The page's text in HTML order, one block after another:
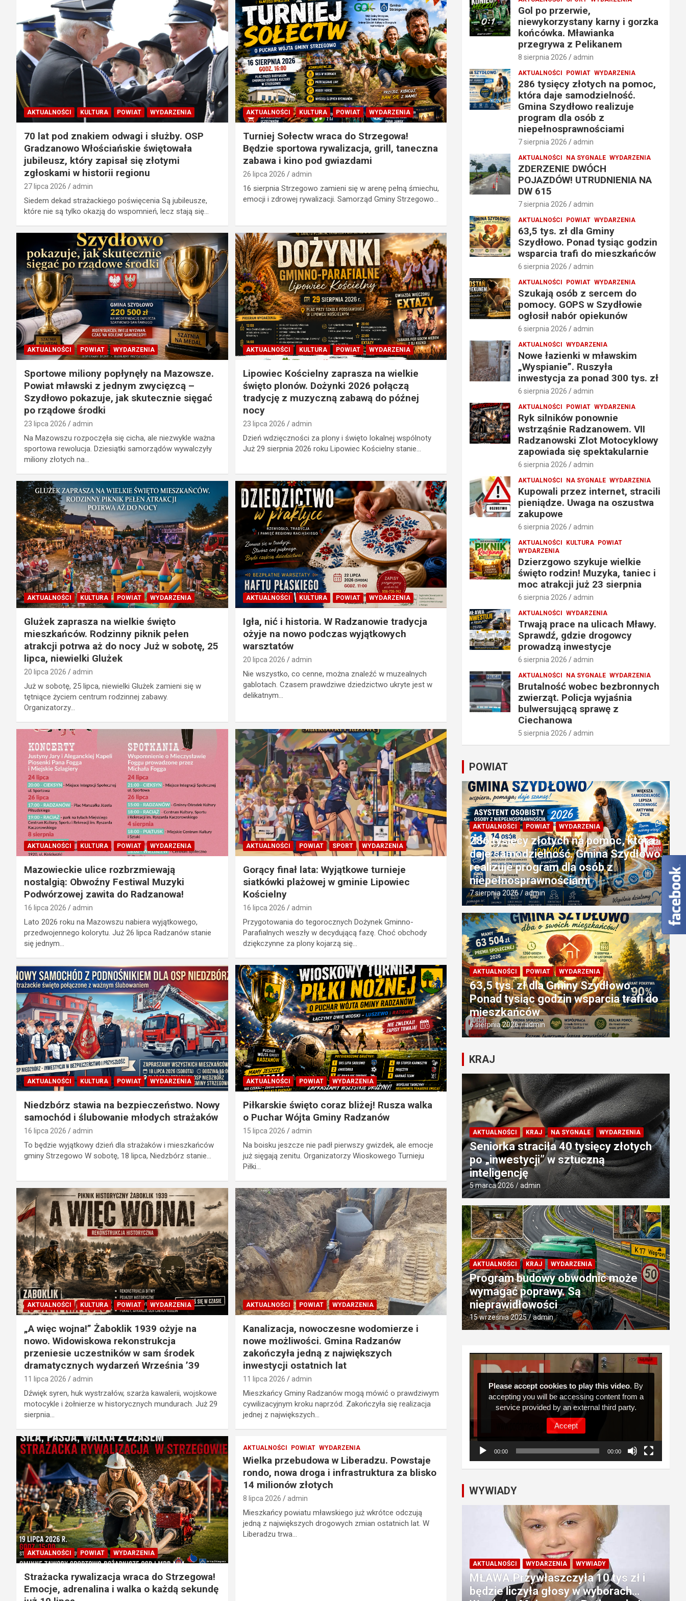
AKTUALNOŚCI KULTURA POWIAT WYDARZENIA
70 lat pod znakiem odwagi i służby. OSP
Gradzanowo Włościańskie świętowała
jubileusz, który zapisał się złotymi
zgłoskami w historii regionu
27 lipca 2026 admin
Siedem dekad strażackiego poświęcenia Są jubileusze,
które nie są tylko okazją do wspomnień, lecz stają się…
AKTUALNOŚCI KULTURA POWIAT WYDARZENIA
Turniej Sołectw wraca do Strzegowa!
Będzie sportowa rywalizacja, grill, taneczna
zabawa i kino pod gwiazdami
26 lipca 2026 admin
16 sierpnia Strzegowo zamieni się w arenę pełną śmiechu,
emocji i zdrowej rywalizacji. Samorząd Gminy Strzegowo…
AKTUALNOŚCI POWIAT WYDARZENIA
Sportowe miliony popłynęły na Mazowsze.
Powiat mławski z jednym zwycięzcą –
Szydłowo pokazuje, jak skutecznie sięgać
po rządowe środki
23 lipca 2026 admin
Na Mazowszu rozpoczęła się cicha, ale niezwykle ważna
sportowa rewolucja. Dziesiątki samorządów wywalczyły
miliony złotych na…
AKTUALNOŚCI KULTURA POWIAT WYDARZENIA
Lipowiec Kościelny zaprasza na wielkie
święto plonów. Dożynki 2026 połączą
tradycję z muzyczną zabawą do późnej
nocy
23 lipca 2026 admin
Dzień wdzięczności za plony i święto lokalnej wspólnoty
Już 29 sierpnia 2026 roku Lipowiec Kościelny stanie…
AKTUALNOŚCI KULTURA POWIAT WYDARZENIA
Glużek zaprasza na wielkie święto
mieszkańców. Rodzinny piknik pełen
atrakcji potrwa aż do nocy Już w sobotę, 25
lipca, niewielki Glużek
20 lipca 2026 admin
Już w sobotę, 25 lipca, niewielki Glużek zamieni się w
tętniące życiem centrum rodzinnej zabawy.
Organizatorzy…
AKTUALNOŚCI KULTURA POWIAT WYDARZENIA
Igła, nić i historia. W Radzanowie tradycja
ożyje na nowo podczas wyjątkowych
warsztatów
20 lipca 2026 admin
Nie wszystko, co cenne, można znaleźć w muzealnych
gablotach. Czasem prawdziwe dziedzictwo ukryte jest w
delikatnym…
AKTUALNOŚCI KULTURA POWIAT WYDARZENIA
Mazowieckie ulice rozbrzmiewają
nostalgią: Obwoźny Festiwal Muzyki
Podwórzowej zawita do Radzanowa!
16 lipca 2026 admin
Lato 2026 roku na Mazowszu nabiera wyjątkowego,
przedwojennego kolorytu. Już 26 lipca Radzanów stanie
się jednym…
AKTUALNOŚCI POWIAT SPORT WYDARZENIA
Gorący finał lata: Wyjątkowe turnieje
siatkówki plażowej w gminie Lipowiec
Kościelny
16 lipca 2026 admin
Przygotowania do tegorocznych Dożynek Gminno-
Parafialnych weszły w decydującą fazę. Choć obchody
dziękczynne za plony kojarzą się…
AKTUALNOŚCI KULTURA POWIAT WYDARZENIA
Niedzbórz stawia na bezpieczeństwo. Nowy
samochód i ślubowanie młodych strażaków
16 lipca 2026 admin
To będzie wyjątkowy dzień dla strażaków i mieszkańców
gminy Strzegowo W sobotę, 18 lipca, Niedzbórz stanie…
AKTUALNOŚCI POWIAT WYDARZENIA
Piłkarskie święto coraz bliżej! Rusza walka
o Puchar Wójta Gminy Radzanów
15 lipca 2026 admin
Na boisku jeszcze nie padł pierwszy gwizdek, ale emocje
już sięgają zenitu. Organizatorzy Wioskowego Turnieju
Piłki…
AKTUALNOŚCI KULTURA POWIAT WYDARZENIA
„A więc wojna!” Żaboklik 1939 ożyje na
nowo. Widowiskowa rekonstrukcja
przeniesie uczestników w sam środek
dramatycznych wydarzeń Września ’39
11 lipca 2026 admin
Dźwięk syren, huk wystrzałów, szarża kawalerii, wojskowe
motocykle i żołnierze w historycznych mundurach. Już 29
sierpnia…
AKTUALNOŚCI POWIAT WYDARZENIA
Kanalizacja, nowoczesne wodomierze i
nowe możliwości. Gmina Radzanów
zakończyła jedną z największych
inwestycji ostatnich lat
11 lipca 2026 admin
Mieszkańcy Gminy Radzanów mogą mówić o prawdziwym
cywilizacyjnym kroku naprzód. Zakończyła się realizacja
jednej z największych…
AKTUALNOŚCI POWIAT WYDARZENIA
Strażacka rywalizacja wraca do Strzegowa!
Emocje, adrenalina i walka o każdą sekundę
AKTUALNOŚCI POWIAT WYDARZENIA
Wielka przebudowa w Liberadzu. Powstaje
rondo, nowa droga i infrastruktura za blisko
14 milionów złotych
8 lipca 2026 admin
Mieszkańcy powiatu mławskiego już wkrótce odczują
jedną z największych drogowych zmian ostatnich lat. W
Liberadzu trwa…
Gol po przerwie,
niewykorzystany karny i gorzka
końcówka. Mławianka
przegrywa z Pelikanem
8 sierpnia 2026 admin
AKTUALNOŚCI POWIAT WYDARZENIA
286 tysięcy złotych na pomoc,
która daje samodzielność.
Gmina Szydłowo realizuje
program dla osób z
niepełnosprawnościami
7 sierpnia 2026 admin
AKTUALNOŚCI NA SYGNALE WYDARZENIA
ZDERZENIE DWÓCH
POJAZDÓW! UTRUDNIENIA NA
DW 615
7 sierpnia 2026 admin
AKTUALNOŚCI POWIAT WYDARZENIA
63,5 tys. zł dla Gminy
Szydłowo. Ponad tysiąc godzin
wsparcia trafi do mieszkańców
6 sierpnia 2026 admin
AKTUALNOŚCI POWIAT WYDARZENIA
Szukają osób z sercem do
pomocy. GOPS w Szydłowie
ogłosił nabór opiekunów
6 sierpnia 2026 admin
AKTUALNOŚCI WYDARZENIA
Nowe łazienki w mławskim
„Wyspianie”. Ruszyła
inwestycja za ponad 300 tys. zł
6 sierpnia 2026 admin
AKTUALNOŚCI POWIAT WYDARZENIA
Ryk silników ponownie
wstrząśnie Radzanowem. VII
Radzanowski Zlot Motocyklowy
zapowiada się spektakularnie
6 sierpnia 2026 admin
AKTUALNOŚCI NA SYGNALE WYDARZENIA
Kupowali przez internet, stracili
pieniądze. Uwaga na oszustwa
zakupowe
6 sierpnia 2026 admin
AKTUALNOŚCI KULTURA
POWIAT
WYDARZENIA
Dzierzgowo szykuje wielkie
święto rodzin! Muzyka, taniec i
moc atrakcji już 23 sierpnia
6 sierpnia 2026 admin
AKTUALNOŚCI WYDARZENIA
Trwają prace na ulicach Mławy.
Sprawdź, gdzie drogowcy
prowadzą inwestycje
6 sierpnia 2026 admin
AKTUALNOŚCI NA SYGNALE WYDARZENIA
Brutalność wobec bezbronnych
zwierząt. Policja wyjaśnia
bulwersującą sprawę z
Ciechanowa
5 sierpnia 2026 admin
POWIAT
AKTUALNOŚCI POWIAT WYDARZENIA
286 tysięcy złotych na pomoc, która
daje samodzielność. Gmina Szydłowo
realizuje program dla osób z
niepełnosprawnościami
7 sierpnia 2026 admin
AKTUALNOŚCI POWIAT WYDARZENIA
63,5 tys. zł dla Gminy Szydłowo.
Ponad tysiąc godzin wsparcia trafi do
mieszkańców
6 sierpnia 2026 admin
KRAJ
AKTUALNOŚCI KRAJ NA SYGNALE WYDARZENIA
Seniorka straciła 40 tysięcy złotych
po „inwestycji” w sztuczną
inteligencję
5 marca 2026 admin
AKTUALNOŚCI KRAJ WYDARZENIA
Program budowy obwodnic może
wymagać poprawy. Są
nieprawidłowości
15 września 2025 admin
Please accept cookies to play this video. By
accepting you will be accessing content from a
service provided by an external third party.
Accept
00:00 00:00
WYWIADY
AKTUALNOŚCI WYDARZENIA WYWIADY
MŁAWA.Przywłaszczyła 10 tys zł i
będzie liczyła głosy w wyborach…